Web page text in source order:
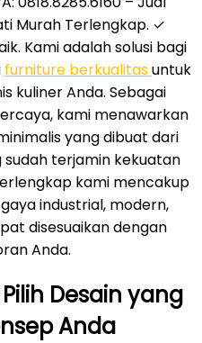
Murah Terlengkap. ✓
Kami adalah solusi bagi
furniture berkualitasuntuk
kuliner Anda. Sebagai
kami menawarkan
yang dibuat dari
sudah terjamin kekuatan
kami mencakup
industrial, modern,
disesuaikan dengan
Anda.
Desain yang
Anda